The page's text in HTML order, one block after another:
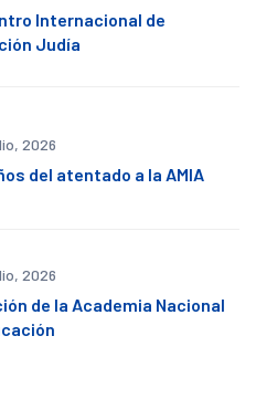
Internacional de
Judía
2026
del atentado a la AMIA
2026
de la Academia Nacional